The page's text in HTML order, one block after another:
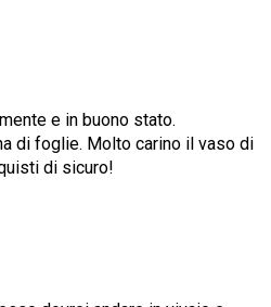
e in buono stato.
di foglie. Molto carino il vaso di
di sicuro!